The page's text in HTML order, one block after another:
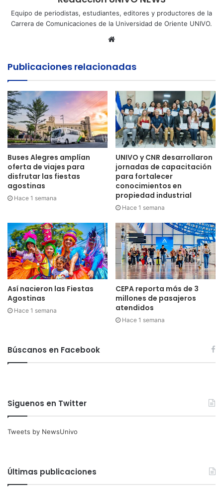
Equipo de periodistas, estudiantes, editores y productores de la
Carrera de Comunicaciones de la Universidad de Oriente UNIVO.
Sitio
Publicaciones relacionadas
Buses Alegres amplían
oferta de viajes para
disfrutar las fiestas
agostinas
Hace 1 semana
UNIVO y CNR desarrollaron
jornadas de capacitación
para fortalecer
conocimientos en
propiedad industrial
Hace 1 semana
Así nacieron las Fiestas
Agostinas
Hace 1 semana
CEPA reporta más de 3
millones de pasajeros
atendidos
Hace 1 semana
Búscanos en Facebook
Siguenos en Twitter
Tweets by NewsUnivo
Últimas publicaciones